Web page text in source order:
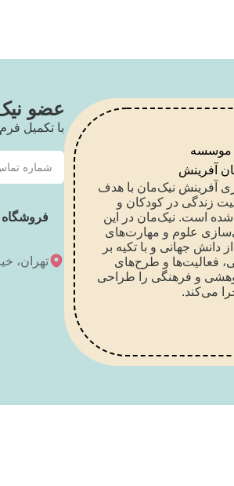
آفرینش نیک‌مان با هدف
زندگی در کودکان و
است. نیک‌مان در این
علوم و مهارت‌های
دانش جهانی و با تکیه بر
فعالیت‌ها و طرح‌های
و فرهنگی را طراحی
می‌کند.
عضو
با تکمیل
فروشگاه
تهران،